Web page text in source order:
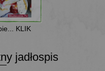
KLIK
jadłospis